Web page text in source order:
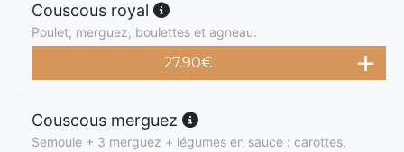
Couscous royal
Poulet, merguez, boulettes et agneau.
27.90€
Couscous merguez
Semoule + 3 merguez + légumes en sauce : carottes,